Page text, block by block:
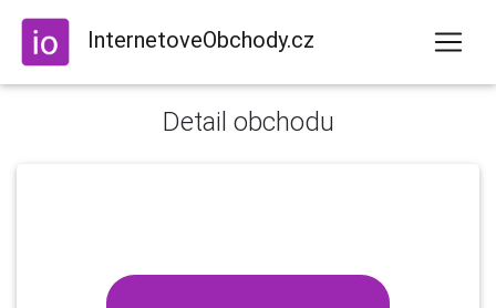
InternetoveObchody.cz
Detail obchodu